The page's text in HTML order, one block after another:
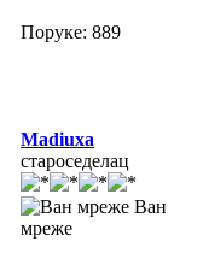
Поруке: 889
Madiuxa
староседелац
Ван
мреже